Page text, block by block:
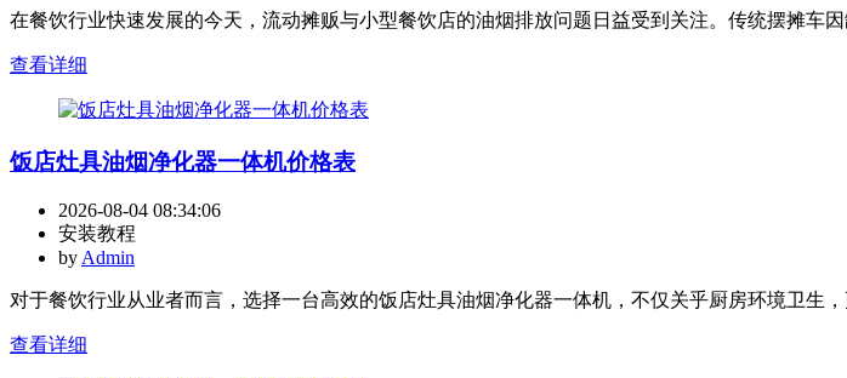
在餐饮行业快速发展的今天，流动摊贩与小型餐饮店的油烟排放问题日益受到关注。传统摆摊车
查看详细
饭店灶具油烟净化器一体机价格表
2026-08-04 08:34:06
安装教程
by Admin
对于餐饮行业从业者而言，选择一台高效的饭店灶具油烟净化器一体机，不仅关乎厨房环境卫生
查看详细